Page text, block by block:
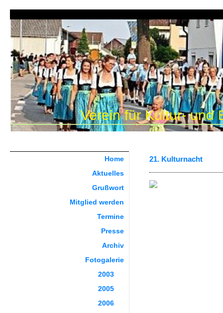
Verein für Kultur- und
21. Kulturnacht
Home
Aktuelles
Grußwort
Mitglied werden
Termine
Presse
Archiv
Fotogalerie
2003
2005
2006